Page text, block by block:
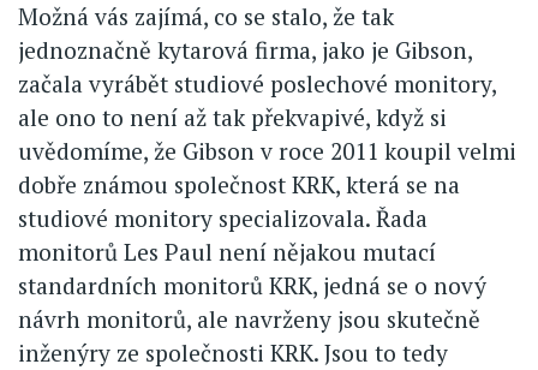
Možná vás zajímá, co se stalo, že tak
jednoznačně kytarová firma, jako je Gibson,
začala vyrábět studiové poslechové monitory,
ale ono to není až tak překvapivé, když si
uvědomíme, že Gibson v roce 2011 koupil velmi
dobře známou společnost KRK, která se na
studiové monitory specializovala. Řada
monitorů Les Paul není nějakou mutací
standardních monitorů KRK, jedná se o nový
návrh monitorů, ale navrženy jsou skutečně
inženýry ze společnosti KRK. Jsou to tedy